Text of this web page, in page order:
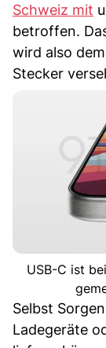
Schweiz mit
betroffen.
wird also
Stecker
USB-C ist
Selbst
Ladegeräte